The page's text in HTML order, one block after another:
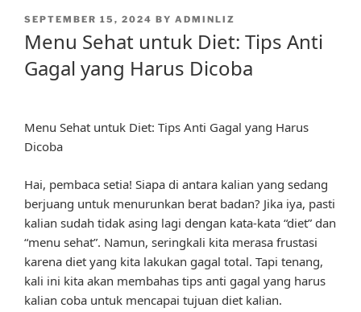
POSTED
SEPTEMBER 15, 2024 BY ADMINLIZ
Menu Sehat untuk Diet: Tips Anti
Gagal yang Harus Dicoba
Menu Sehat untuk Diet: Tips Anti Gagal yang Harus
Dicoba
Hai, pembaca setia! Siapa di antara kalian yang sedang
berjuang untuk menurunkan berat badan? Jika iya, pasti
kalian sudah tidak asing lagi dengan kata-kata “diet” dan
“menu sehat”. Namun, seringkali kita merasa frustasi
karena diet yang kita lakukan gagal total. Tapi tenang,
kali ini kita akan membahas tips anti gagal yang harus
kalian coba untuk mencapai tujuan diet kalian.